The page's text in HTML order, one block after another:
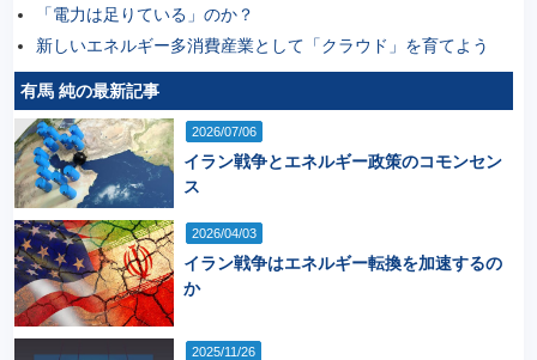
「電力は足りている」のか？
新しいエネルギー多消費産業として「クラウド」を育てよう
有馬 純の最新記事
2026/07/06
イラン戦争とエネルギー政策のコモンセン
ス
2026/04/03
イラン戦争はエネルギー転換を加速するの
か
2025/11/26